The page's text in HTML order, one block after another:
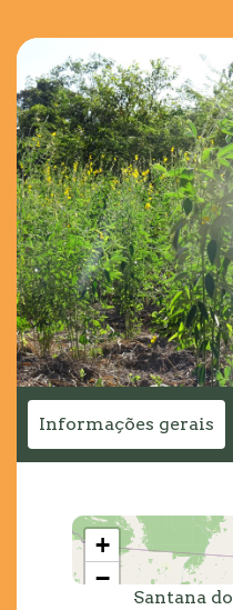
Informações gerais
+
−
Santana